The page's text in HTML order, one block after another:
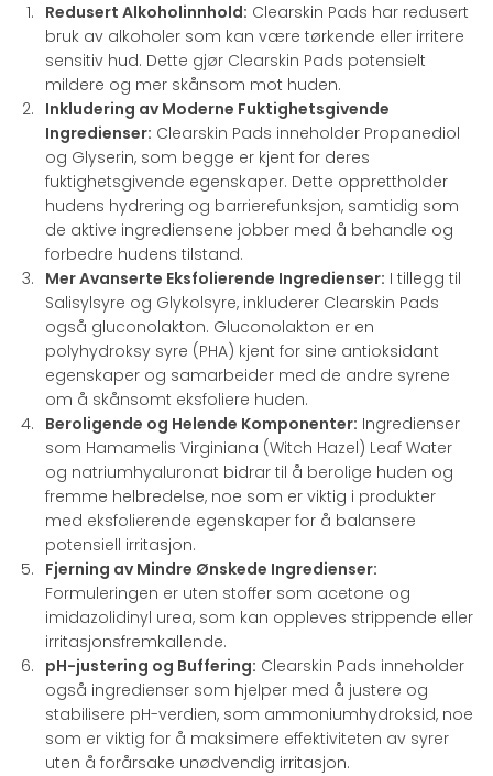
Redusert Alkoholinnhold: Clearskin Pads har redusert
bruk av alkoholer som kan være tørkende eller irritere
sensitiv hud. Dette gjør Clearskin Pads potensielt
mildere og mer skånsom mot huden.
Inkludering av Moderne Fuktighetsgivende
Ingredienser: Clearskin Pads inneholder Propanediol
og Glyserin, som begge er kjent for deres
fuktighetsgivende egenskaper. Dette opprettholder
hudens hydrering og barrierefunksjon, samtidig som
de aktive ingrediensene jobber med å behandle og
forbedre hudens tilstand.
Mer Avanserte Eksfolierende Ingredienser: I tillegg til
Salisylsyre og Glykolsyre, inkluderer Clearskin Pads
også gluconolakton. Gluconolakton er en
polyhydroksy syre (PHA) kjent for sine antioksidant
egenskaper og samarbeider med de andre syrene
om å skånsomt eksfoliere huden.
Beroligende og Helende Komponenter: Ingredienser
som Hamamelis Virginiana (Witch Hazel) Leaf Water
og natriumhyaluronat bidrar til å berolige huden og
fremme helbredelse, noe som er viktig i produkter
med eksfolierende egenskaper for å balansere
potensiell irritasjon.
Fjerning av Mindre Ønskede Ingredienser:
Formuleringen er uten stoffer som acetone og
imidazolidinyl urea, som kan oppleves strippende eller
irritasjonsfremkallende.
pH-justering og Buffering: Clearskin Pads inneholder
også ingredienser som hjelper med å justere og
stabilisere pH-verdien, som ammoniumhydroksid, noe
som er viktig for å maksimere effektiviteten av syrer
uten å forårsake unødvendig irritasjon.